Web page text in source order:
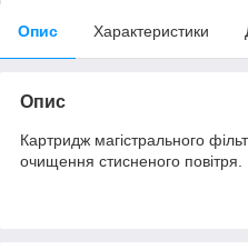
Опис Характеристики
Опис
Картридж магістрального
очищення стисненого повітря.